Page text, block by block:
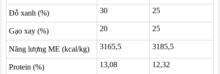
Đỗ xanh (%) 30 25
Gạo xay (%) 20 25
Năng lượng ME (kcal/kg) 3165,5 3185,5
Protein (%) 13,08 12,32